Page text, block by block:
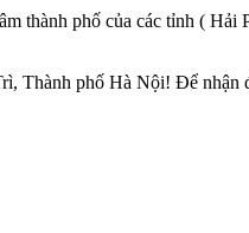
thành phố của các tỉnh (
Thành phố Hà Nội! Để nhận